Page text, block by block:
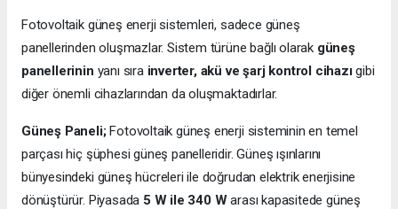
Fotovoltaik güneş enerji sistemleri, sadece güneş
panellerinden oluşmazlar. Sistem türüne bağlı olarak güneş
panellerinin yanı sıra inverter, akü ve şarj kontrol cihazıgibi
diğer önemli cihazlarından da oluşmaktadırlar.
Güneş Paneli;Fotovoltaik güneş enerji sisteminin en temel
parçası hiç şüphesi güneş panelleridir. Güneş ışınlarını
bünyesindeki güneş hücreleri ile doğrudan elektrik enerjisine
dönüştürür. Piyasada 5 W ile 340 Warası kapasitede güneş